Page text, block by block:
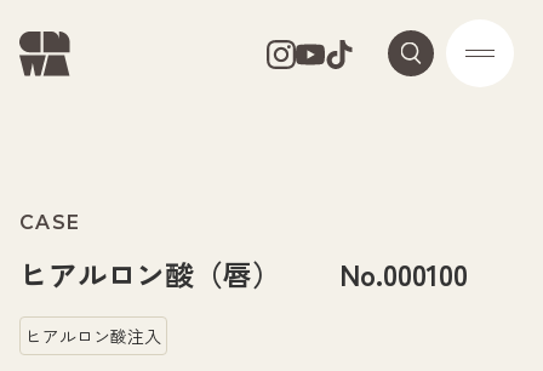
CASE
ヒアルロン酸（唇） No.000100
ヒアルロン酸注入